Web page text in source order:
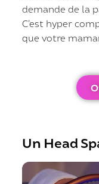
demande de la
C’est hyper
que votre
Un Head